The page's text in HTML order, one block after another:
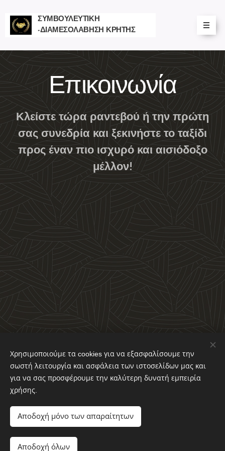
ΣΥΜΒΟΥΛΕΥΤΙΚΗ
-ΔΙΑΜΕΣΟΛΑΒΗΣΗ ΚΡΗΤΗΣ
Επικοινωνία
Κλείστε τώρα ραντεβού ή την πρώτη
σας συνεδρία και ξεκινήστε το ταξίδι
προς έναν πιο ισχυρό και αισιόδοξο
μέλλον!
ΔΙΑΜΕΣΟΛΑΒΗΣΗ ΚΡΗΤΗΣ
Αβέρωφ 23 , 71201 Ηράκλειο
evadiamadaki@hotmail.com
Χρησιμοποιούμε τα cookies για να εξασφαλίσουμε την
σωστή λειτουργία και ασφάλεια των ιστοσελίδων μας και
για να σας προσφέρουμε την καλύτερη δυνατή εμπειρία
χρήσης.
Αποδοχή μόνο των απαραίτητων
Αποδοχή όλων